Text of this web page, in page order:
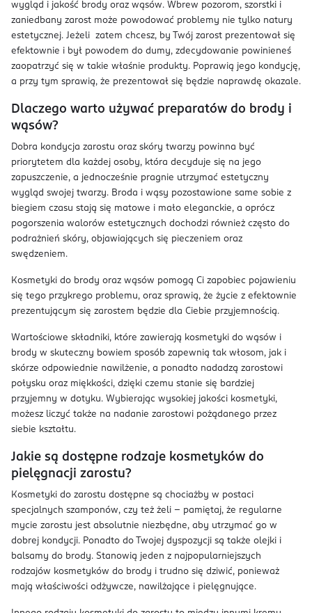
wygląd i jakość brody oraz wąsów. Wbrew pozorom, szorstki i
zaniedbany zarost może powodować problemy nie tylko natury
estetycznej. Jeżeli zatem chcesz, by Twój zarost prezentował się
efektownie i był powodem do dumy, zdecydowanie powinieneś
zaopatrzyć się w takie właśnie produkty. Poprawią jego kondycję,
a przy tym sprawią, że prezentował się będzie naprawdę okazale.
Dlaczego warto używać preparatów do brody i
wąsów?
Dobra kondycja zarostu oraz skóry twarzy powinna być
priorytetem dla każdej osoby, która decyduje się na jego
zapuszczenie, a jednocześnie pragnie utrzymać estetyczny
wygląd swojej twarzy. Broda i wąsy pozostawione same sobie z
biegiem czasu stają się matowe i mało eleganckie, a oprócz
pogorszenia walorów estetycznych dochodzi również często do
podrażnień skóry, objawiających się pieczeniem oraz
swędzeniem.
Kosmetyki do brody oraz wąsów pomogą Ci zapobiec pojawieniu
się tego przykrego problemu, oraz sprawią, że życie z efektownie
prezentującym się zarostem będzie dla Ciebie przyjemnością.
Wartościowe składniki, które zawierają kosmetyki do wąsów i
brody w skuteczny bowiem sposób zapewnią tak włosom, jak i
skórze odpowiednie nawilżenie, a ponadto nadadzą zarostowi
połysku oraz miękkości, dzięki czemu stanie się bardziej
przyjemny w dotyku. Wybierając wysokiej jakości kosmetyki,
możesz liczyć także na nadanie zarostowi pożądanego przez
siebie kształtu.
Jakie są dostępne rodzaje kosmetyków do
pielęgnacji zarostu?
Kosmetyki do zarostu dostępne są chociażby w postaci
specjalnych szamponów, czy też żeli – pamiętaj, że regularne
mycie zarostu jest absolutnie niezbędne, aby utrzymać go w
dobrej kondycji. Ponadto do Twojej dyspozycji są także olejki i
balsamy do brody. Stanowią jeden z najpopularniejszych
rodzajów kosmetyków do brody i trudno się dziwić, ponieważ
mają właściwości odżywcze, nawilżające i pielęgnujące.